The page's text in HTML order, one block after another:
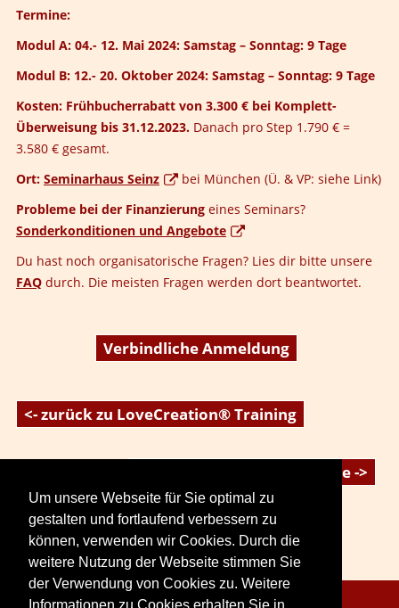
Um unsere Webseite für Sie optimal zu
gestalten und fortlaufend verbessern zu
können, verwenden wir Cookies. Durch die
weitere Nutzung der Webseite stimmen Sie
der Verwendung von Cookies zu. Weitere
Termine:
Modul A: 04.- 12. Mai 2024: Samstag – Sonntag: 9 Tage
Modul B: 12.- 20. Oktober 2024: Samstag – Sonntag: 9 Tage
Kosten: Frühbucherrabatt von 3.300 € bei Komplett-
Überweisung bis 31.12.2023. Danach pro Step 1.790 € =
3.580 € gesamt.
Ort: Seminarhaus Seinz
bei München (Ü. & VP: siehe Link)
Probleme bei der Finanzierung eines Seminars?
Sonderkonditionen und Angebote
Du hast noch organisatorische Fragen? Lies dir bitte unsere
FAQ durch. Die meisten Fragen werden dort beantwortet.
Verbindliche Anmeldung
<- zurück zu LoveCreation® Training
Modul A: Krieger & Amazone ->